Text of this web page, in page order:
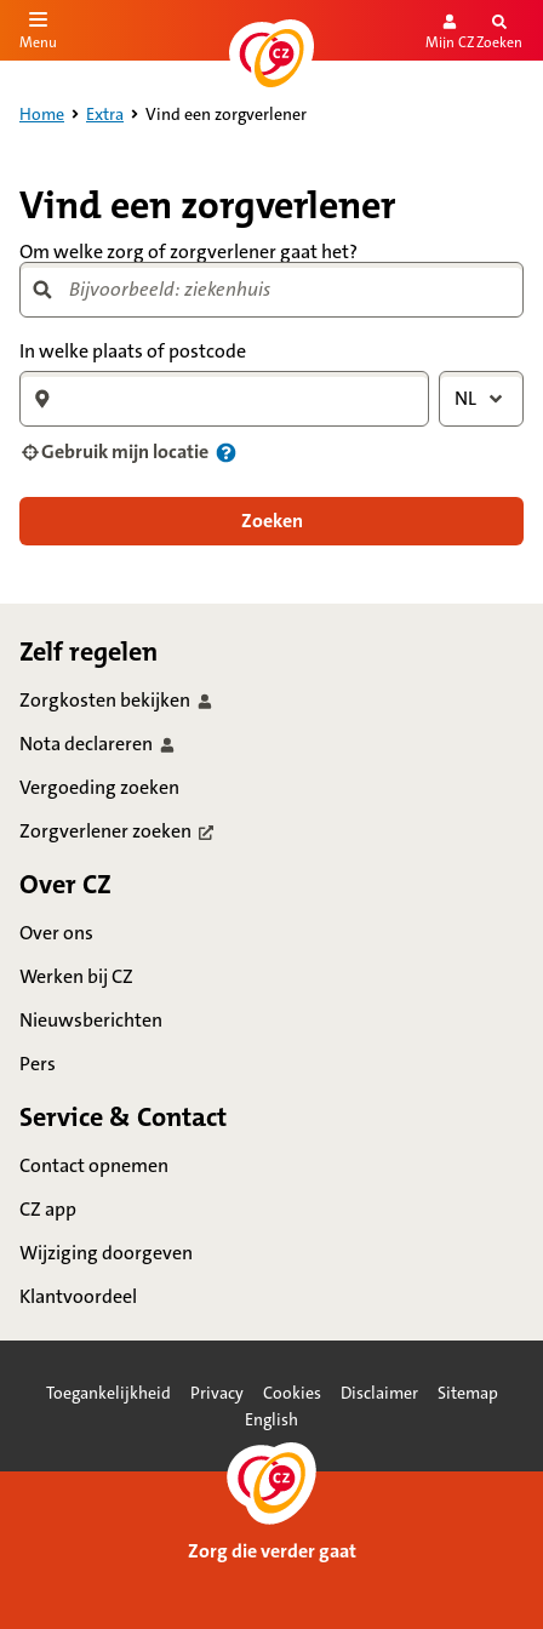
de inhoud
Menu Mijn CZZoeken
Home Extra Vind een zorgverlener
Vind een zorgverlener
Om welke zorg of zorgverlener gaat het?
In welke plaats of postcode
NL
Gebruik mijn locatie
Zoeken
Zelf regelen
Zorgkosten bekijken
Notadeclareren
Vergoeding zoeken
Zorgverlenerzoeken
Over CZ
Over ons
Werken bij CZ
Nieuwsberichten
Pers
Service & Contact
Contact opnemen
CZ app
Wijziging doorgeven
Klantvoordeel
Toegankelijkheid Privacy Cookies Disclaimer
Sitemap
English
Zorg die verder gaat